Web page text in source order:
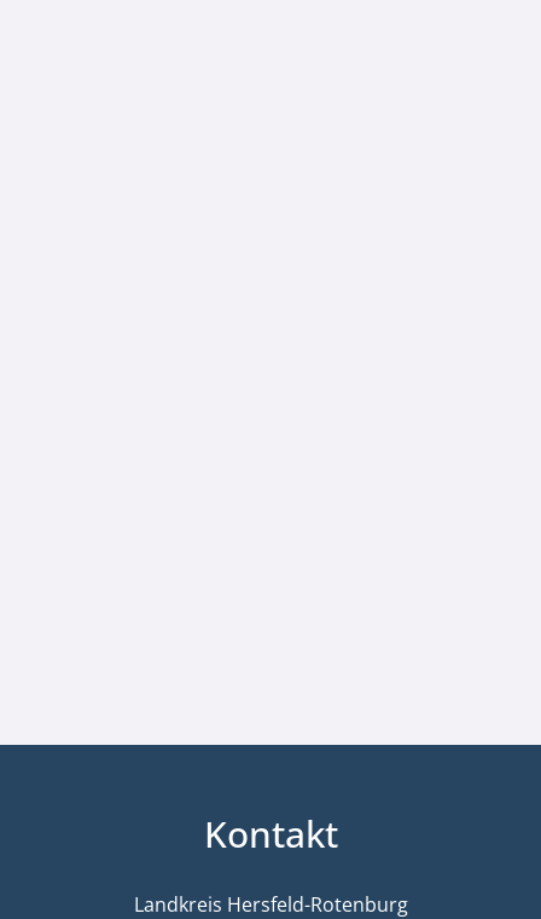
Kontakt
Landkreis Hersfeld-Rotenburg